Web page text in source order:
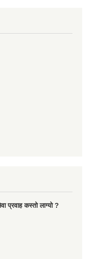
प्रवाह कस्तो लाग्यो ?